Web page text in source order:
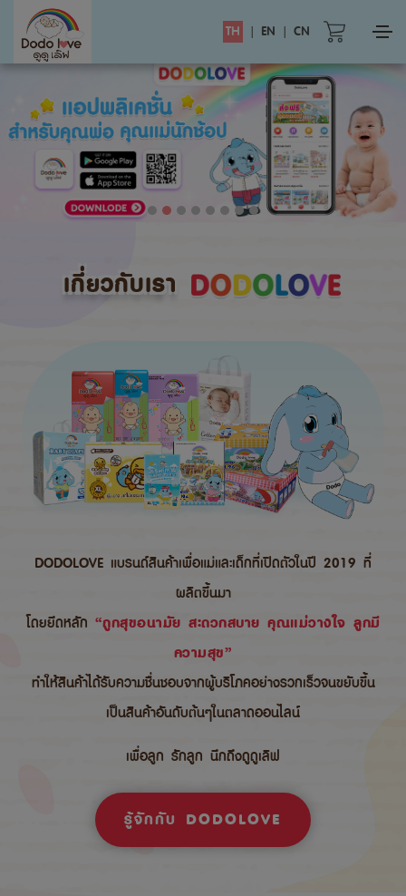
TH | EN | CN
เกี่ยวกับเรา
DODOLOVE แบรนด์สินค้าเพื่อแม่และเด็กที่เปิดตัวในปี 2019 ที่
ผลิตขึ้นมา
โดยยึดหลัก “ถูกสุขอนามัย สะดวกสบาย คุณแม่วางใจ ลูกมี
ความสุข”
ทำให้สินค้าได้รับความชื่นชอบจากผู้บริโภคอย่างรวกเร็วจนขยับขึ้น
เป็นสินค้าอันดับต้นๆในตลาดออนไลน์
เพื่อลูก รักลูก นึกถึงดูดูเลิฟ
รู้จักกับ DODOLOVE